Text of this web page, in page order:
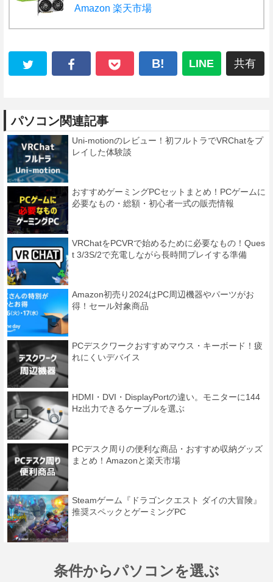
Amazon 楽天市場
B! LINE 共有
パソコン関連記事
Uni-motionのレビュー！初フルトラでVRChatをプ
レイした体験談
おすすめゲーミングPCセットまとめ！PCゲームに
必要なもの・総額・初心者一式の販売情報
VRChatをPCVRで始めるために必要なもの！Ques
t 3/3S/2で充電しながら長時間プレイする準備
Amazon初売り2024はPC周辺機器やパーツがお
得！セール対象商品
PCデスクワークおすすめマウス・キーボード！疲
れにくいデバイス
HDMI・DVI・DisplayPortの違い。モニターに144
Hz出力できるケーブルを選ぶ
PCデスク周りの便利な商品・おすすめ収納グッズ
まとめ！Amazonと楽天市場
Steamゲーム『ドラゴンクエスト ダイの大冒険』
推奨スペックとゲーミングPC
条件からパソコンを選ぶ